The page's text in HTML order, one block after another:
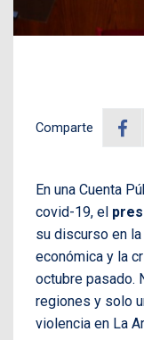
Comparte
En una Cuenta
covid-19, el
su discurso en
económica y la
octubre pasado.
regiones y solo
violencia en La